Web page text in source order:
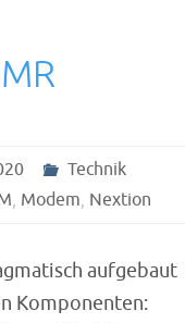
Technik
, Modem, Nextion
aufgebaut
Komponenten: